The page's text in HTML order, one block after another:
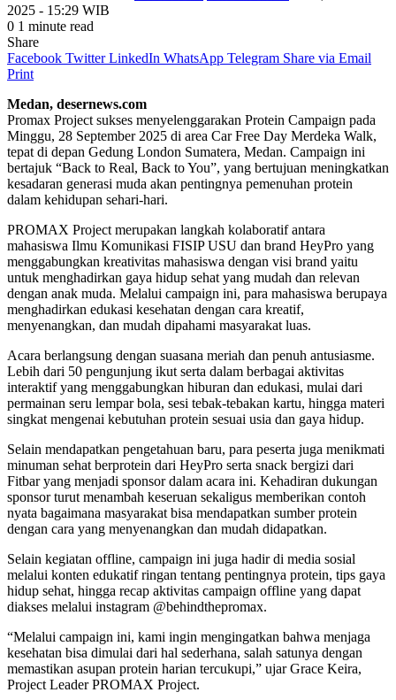
2025 - 15:29 WIB
0 1 minute read
Share
Facebook Twitter LinkedIn WhatsApp Telegram Share via Email
Print
Medan, desernews.com
Promax Project sukses menyelenggarakan Protein Campaign pada
Minggu, 28 September 2025 di area Car Free Day Merdeka Walk,
tepat di depan Gedung London Sumatera, Medan. Campaign ini
bertajuk “Back to Real, Back to You”, yang bertujuan meningkatkan
kesadaran generasi muda akan pentingnya pemenuhan protein
dalam kehidupan sehari-hari.
PROMAX Project merupakan langkah kolaboratif antara
mahasiswa Ilmu Komunikasi FISIP USU dan brand HeyPro yang
menggabungkan kreativitas mahasiswa dengan visi brand yaitu
untuk menghadirkan gaya hidup sehat yang mudah dan relevan
dengan anak muda. Melalui campaign ini, para mahasiswa berupaya
menghadirkan edukasi kesehatan dengan cara kreatif,
menyenangkan, dan mudah dipahami masyarakat luas.
Acara berlangsung dengan suasana meriah dan penuh antusiasme.
Lebih dari 50 pengunjung ikut serta dalam berbagai aktivitas
interaktif yang menggabungkan hiburan dan edukasi, mulai dari
permainan seru lempar bola, sesi tebak-tebakan kartu, hingga materi
singkat mengenai kebutuhan protein sesuai usia dan gaya hidup.
Selain mendapatkan pengetahuan baru, para peserta juga menikmati
minuman sehat berprotein dari HeyPro serta snack bergizi dari
Fitbar yang menjadi sponsor dalam acara ini. Kehadiran dukungan
sponsor turut menambah keseruan sekaligus memberikan contoh
nyata bagaimana masyarakat bisa mendapatkan sumber protein
dengan cara yang menyenangkan dan mudah didapatkan.
Selain kegiatan offline, campaign ini juga hadir di media sosial
melalui konten edukatif ringan tentang pentingnya protein, tips gaya
hidup sehat, hingga recap aktivitas campaign offline yang dapat
diakses melalui instagram @behindthepromax.
“Melalui campaign ini, kami ingin mengingatkan bahwa menjaga
kesehatan bisa dimulai dari hal sederhana, salah satunya dengan
memastikan asupan protein harian tercukupi,” ujar Grace Keira,
Project Leader PROMAX Project.